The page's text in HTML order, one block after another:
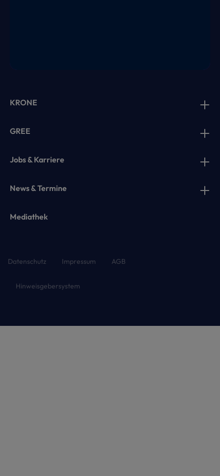
KRONE
GREE
Jobs & Karriere
News & Termine
Mediathek
Datenschutz Impressum AGB
Hinweisgebersystem